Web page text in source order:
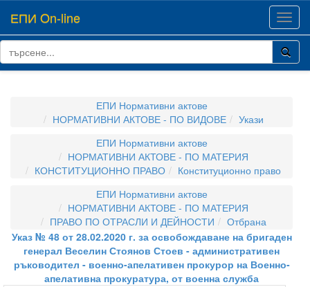
ЕПИ On-line
ЕПИ Нормативни актове
НОРМАТИВНИ АКТОВЕ - ПО ВИДОВЕ
Укази
ЕПИ Нормативни актове
НОРМАТИВНИ АКТОВЕ - ПО МАТЕРИЯ
КОНСТИТУЦИОННО ПРАВО
Конституционно право
ЕПИ Нормативни актове
НОРМАТИВНИ АКТОВЕ - ПО МАТЕРИЯ
ПРАВО ПО ОТРАСЛИ И ДЕЙНОСТИ
Отбрана
Указ № 48 от 28.02.2020 г. за освобождаване на бригаден
генерал Веселин Стоянов Стоев - административен
ръководител - военно-апелативен прокурор на Военно-
апелативна прокуратура, от военна служба